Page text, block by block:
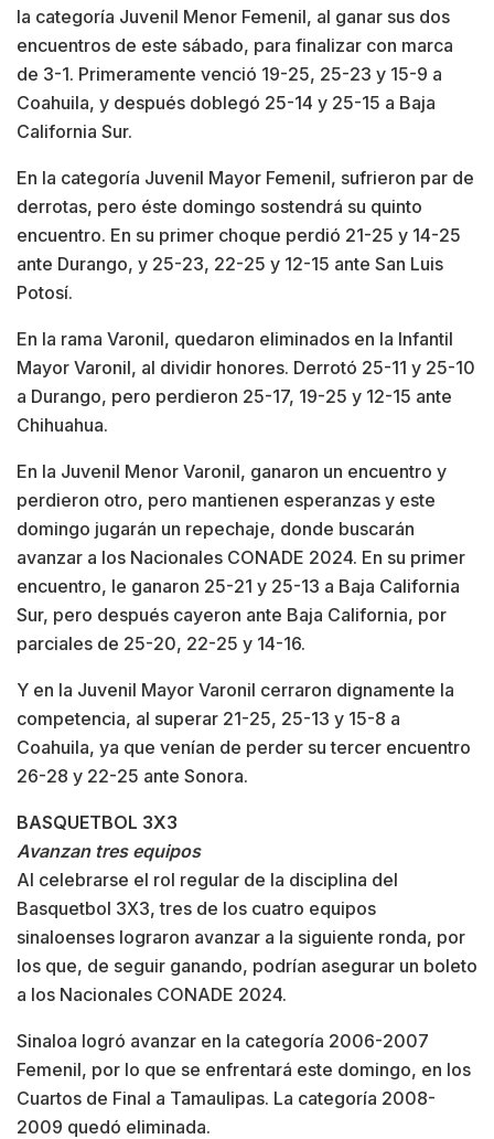
la categoría Juvenil Menor Femenil, al ganar sus dos
encuentros de este sábado, para finalizar con marca
de 3-1. Primeramente venció 19-25, 25-23 y 15-9 a
Coahuila, y después doblegó 25-14 y 25-15 a Baja
California Sur.
En la categoría Juvenil Mayor Femenil, sufrieron par de
derrotas, pero éste domingo sostendrá su quinto
encuentro. En su primer choque perdió 21-25 y 14-25
ante Durango, y 25-23, 22-25 y 12-15 ante San Luis
Potosí.
En la rama Varonil, quedaron eliminados en la Infantil
Mayor Varonil, al dividir honores. Derrotó 25-11 y 25-10
a Durango, pero perdieron 25-17, 19-25 y 12-15 ante
Chihuahua.
En la Juvenil Menor Varonil, ganaron un encuentro y
perdieron otro, pero mantienen esperanzas y este
domingo jugarán un repechaje, donde buscarán
avanzar a los Nacionales CONADE 2024. En su primer
encuentro, le ganaron 25-21 y 25-13 a Baja California
Sur, pero después cayeron ante Baja California, por
parciales de 25-20, 22-25 y 14-16.
Y en la Juvenil Mayor Varonil cerraron dignamente la
competencia, al superar 21-25, 25-13 y 15-8 a
Coahuila, ya que venían de perder su tercer encuentro
26-28 y 22-25 ante Sonora.
BASQUETBOL 3X3
Avanzan tres equipos
Al celebrarse el rol regular de la disciplina del
Basquetbol 3X3, tres de los cuatro equipos
sinaloenses lograron avanzar a la siguiente ronda, por
los que, de seguir ganando, podrían asegurar un boleto
a los Nacionales CONADE 2024.
Sinaloa logró avanzar en la categoría 2006-2007
Femenil, por lo que se enfrentará este domingo, en los
Cuartos de Final a Tamaulipas. La categoría 2008-
2009 quedó eliminada.